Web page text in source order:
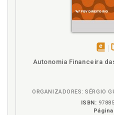
Autonomia Financeira
ORGANIZADORES: SÉRGIO
ISBN: